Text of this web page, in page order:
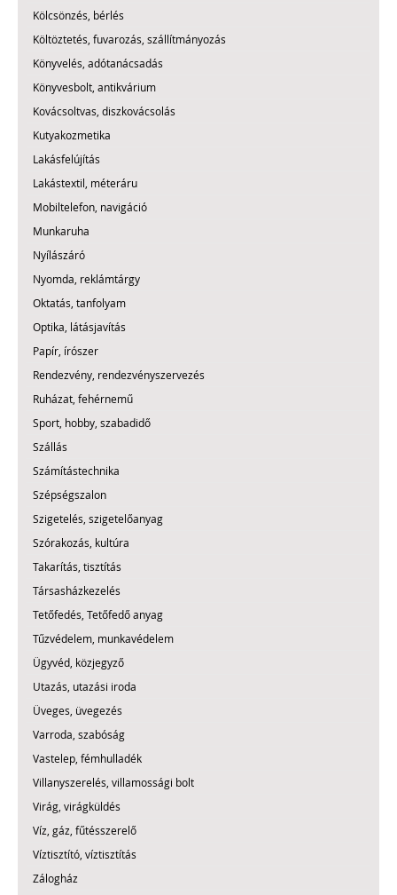
Kölcsönzés, bérlés
Költöztetés, fuvarozás, szállítmányozás
Könyvelés, adótanácsadás
Könyvesbolt, antikvárium
Kovácsoltvas, diszkovácsolás
Kutyakozmetika
Lakásfelújítás
Lakástextil, méteráru
Mobiltelefon, navigáció
Munkaruha
Nyílászáró
Nyomda, reklámtárgy
Oktatás, tanfolyam
Optika, látásjavítás
Papír, írószer
Rendezvény, rendezvényszervezés
Ruházat, fehérnemű
Sport, hobby, szabadidő
Szállás
Számítástechnika
Szépségszalon
Szigetelés, szigetelőanyag
Szórakozás, kultúra
Takarítás, tisztítás
Társasházkezelés
Tetőfedés, Tetőfedő anyag
Tűzvédelem, munkavédelem
Ügyvéd, közjegyző
Utazás, utazási iroda
Üveges, üvegezés
Varroda, szabóság
Vastelep, fémhulladék
Villanyszerelés, villamossági bolt
Virág, virágküldés
Víz, gáz, fűtésszerelő
Víztisztító, víztisztítás
Zálogház